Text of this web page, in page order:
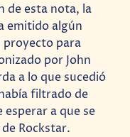
de esta nota, la
emitido algún
proyecto para
por John
a lo que sucedió
filtrado de
esperar a que se
Rockstar.